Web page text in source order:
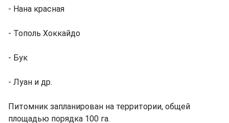
- Нана красная
- Тополь Хоккайдо
- Бук
- Луан и др.
Питомник запланирован на территории, общей
площадью порядка 100 га.